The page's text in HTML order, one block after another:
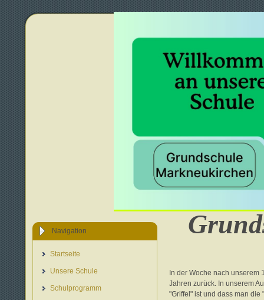
Navigation
Startseite
Unsere Schule
Schulprogramm
In der Woche nach
Jahren zurück. In unserem
"Griffel" ist und dass man